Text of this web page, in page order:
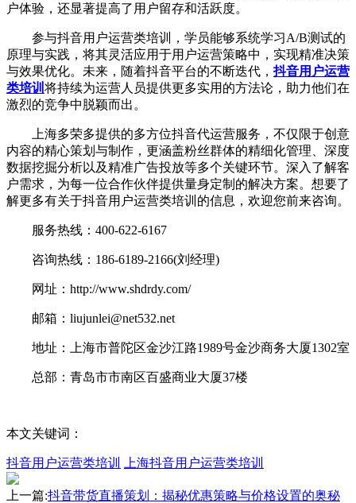
户体验，还显著提高了用户留存和活跃度。
参与抖音用户运营类培训，学员能够系统学习A/B测试的
原理与实践，将其灵活应用于用户运营策略中，实现精准决策
与效果优化。未来，随着抖音平台的不断迭代，抖音用户运营
类培训 将持续为运营人员提供更多实用的方法论，助力他们在
激烈的竞争中脱颖而出。
上海多荣多提供的多方位抖音代运营服务，不仅限于创意
内容的精心策划与制作，更涵盖粉丝群体的精细化管理、深度
数据挖掘分析以及精准广告投放等多个关键环节。深入了解客
户需求，为每一位合作伙伴提供量身定制的解决方案。想要了
解更多有关于抖音用户运营类培训的信息，欢迎您前来咨询。
服务热线：400-622-6167
咨询热线：186-6189-2166(刘经理)
网址：http://www.shdrdy.com/
邮箱：liujunlei@net532.net
地址：上海市普陀区金沙江路1989号金沙商务大厦1302室
总部：青岛市市南区百盛商业大厦37楼
本文关键词：
抖音用户运营类培训 上海抖音用户运营类培训
上一篇:抖音带货直播策划：揭秘优惠策略与价格设置的奥秘